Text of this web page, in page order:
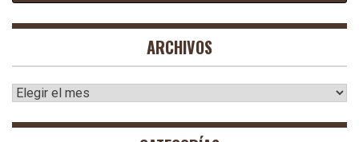
ARCHIVOS
Archivos